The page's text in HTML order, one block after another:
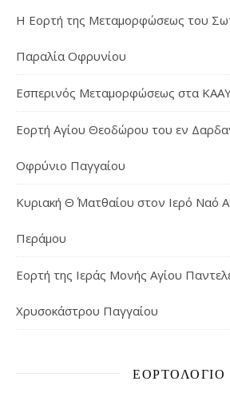
Η Εορτή της Μεταμορφώσεως του
Παραλία Οφρυνίου
Εσπερινός Μεταμορφώσεως στα
Εορτή Αγίου Θεοδώρου του εν
Οφρύνιο Παγγαίου
Κυριακή Θ΄ Ματθαίου στον Ιερό Ναό
Περάμου
Εορτή της Ιεράς Μονής Αγίου
Χρυσοκάστρου Παγγαίου
ΕΟΡΤΟΛΌΓΙΟ